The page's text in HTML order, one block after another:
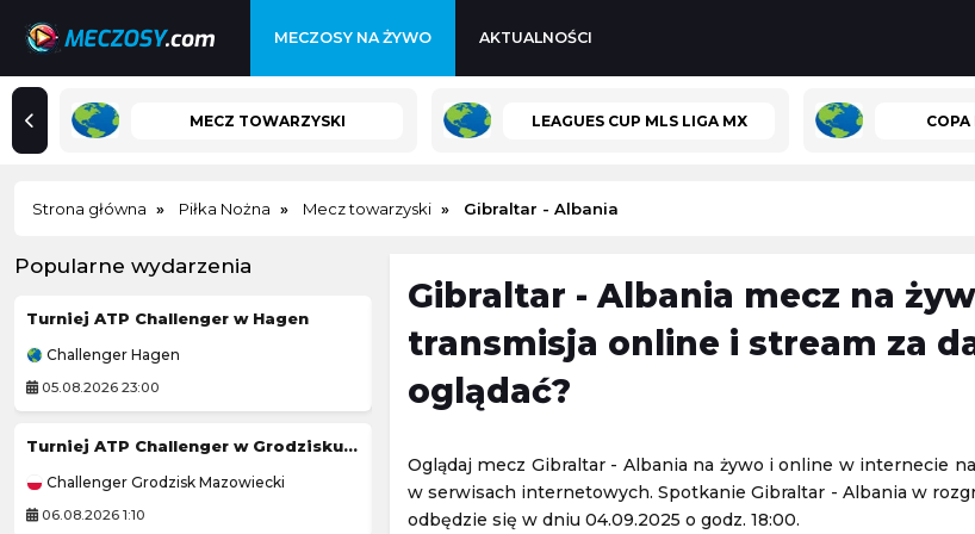
MECZOSY NA ŻYWO AKTUALNOŚCI
MECZ TOWARZYSKI LEAGUES CUP MLS LIGA MX COPA
Strona główna Piłka Nożna Mecz towarzyski Gibraltar - Albania
Popularne wydarzenia
Turniej ATP Challenger w Hagen
Challenger Hagen
05.08.2026 23:00
Turniej ATP Challenger w Grodzisku Mazowieckim
Challenger Grodzisk Mazowiecki
06.08.2026 1:10
WTA Toronto
05.08.2026 23:30
WTA Toronto
05.08.2026 23:45
Liga Konferencji Europy
Mecz towarzyski
05.08.2026 23:00
Gibraltar - Albania mecz na
transmisja online i stream za
oglądać?
Oglądaj mecz Gibraltar - Albania na żywo i online w internecie
w serwisach internetowych. Spotkanie Gibraltar - Albania w
odbędzie się w dniu 04.09.2025 o godz. 18:00.